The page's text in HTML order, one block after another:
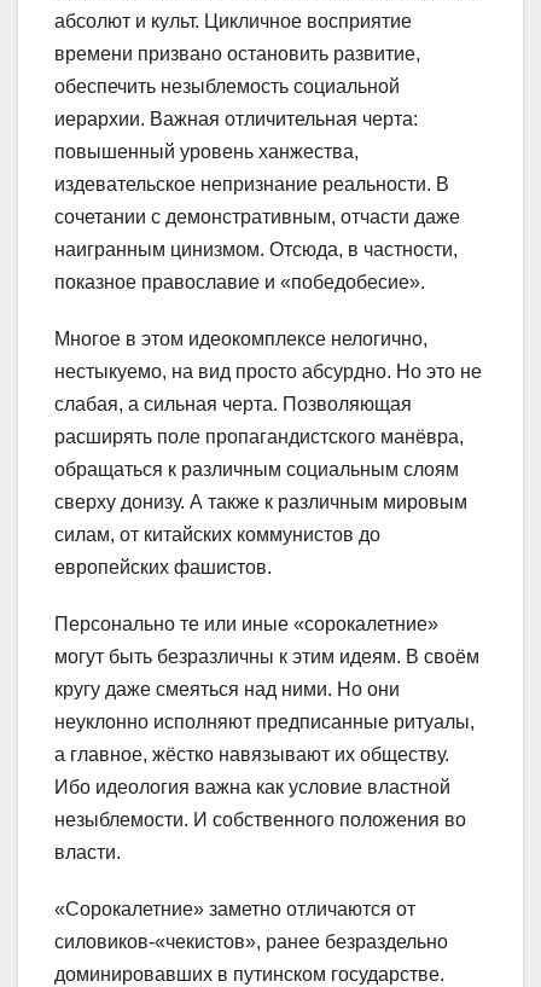
абсолют и культ. Цикличное восприятие
времени призвано остановить развитие,
обеспечить незыблемость социальной
иерархии. Важная отличительная черта:
повышенный уровень ханжества,
издевательское непризнание реальности. В
сочетании с демонстративным, отчасти даже
наигранным цинизмом. Отсюда, в частности,
показное православие и «победобесие».
Многое в этом идеокомплексе нелогично,
нестыкуемо, на вид просто абсурдно. Но это не
слабая, а сильная черта. Позволяющая
расширять поле пропагандистского манёвра,
обращаться к различным социальным слоям
сверху донизу. А также к различным мировым
силам, от китайских коммунистов до
европейских фашистов.
Персонально те или иные «сорокалетние»
могут быть безразличны к этим идеям. В своём
кругу даже смеяться над ними. Но они
неуклонно исполняют предписанные ритуалы,
а главное, жёстко навязывают их обществу.
Ибо идеология важна как условие властной
незыблемости. И собственного положения во
власти.
«Сорокалетние» заметно отличаются от
силовиков-«чекистов», ранее безраздельно
доминировавших в путинском государстве.